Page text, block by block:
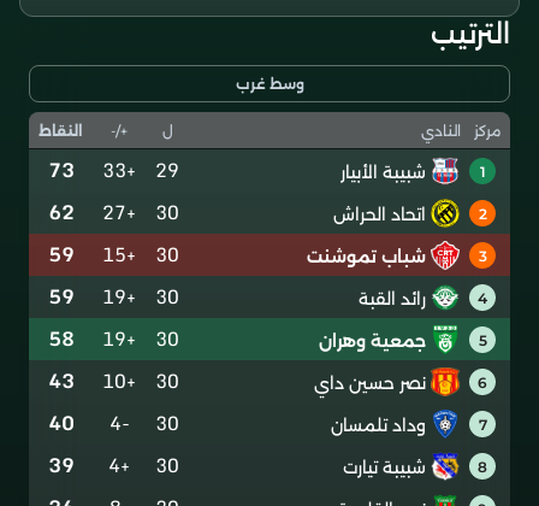
الترتيب
وسط غرب
مركز النادي ل +/- النقاط
1 شبيبة الأبيار 29
+33
73
2 اتحاد الحراش 30
+27
62
3 شباب تموشنت 30
+15
59
4 رائد القبة 30
+19
59
5 جمعية وهران 30
+19
58
6 نصر حسين داي 30
+10
43
7 وداد تلمسان 30
-4
40
8 شبيبة تيارت 30
+4
39